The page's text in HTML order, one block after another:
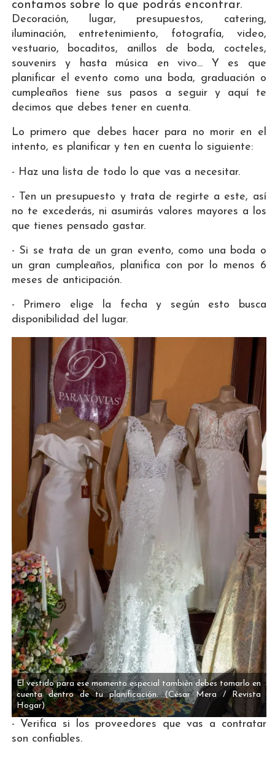
contamos sobre lo que podrás encontrar.
Decoración, lugar, presupuestos, catering,
iluminación, entretenimiento, fotografía, video,
vestuario, bocaditos, anillos de boda, cocteles,
souvenirs y hasta música en vivo... Y es que
planificar el evento como una boda, graduación o
cumpleaños tiene sus pasos a seguir y aquí te
decimos que debes tener en cuenta.
Lo primero que debes hacer para no morir en el
intento, es planificar y ten en cuenta lo siguiente:
- Haz una lista de todo lo que vas a necesitar.
- Ten un presupuesto y trata de regirte a este, así
no te excederás, ni asumirás valores mayores a los
que tienes pensado gastar.
- Si se trata de un gran evento, como una boda o
un gran cumpleaños, planifica con por lo menos 6
meses de anticipación.
- Primero elige la fecha y según esto busca
disponibilidad del lugar.
El vestido para ese momento especial también debes tomarlo en
cuenta dentro de tu planificación.(César Mera / Revista
Hogar)
- Verifica si los proveedores que vas a contratar
son confiables.